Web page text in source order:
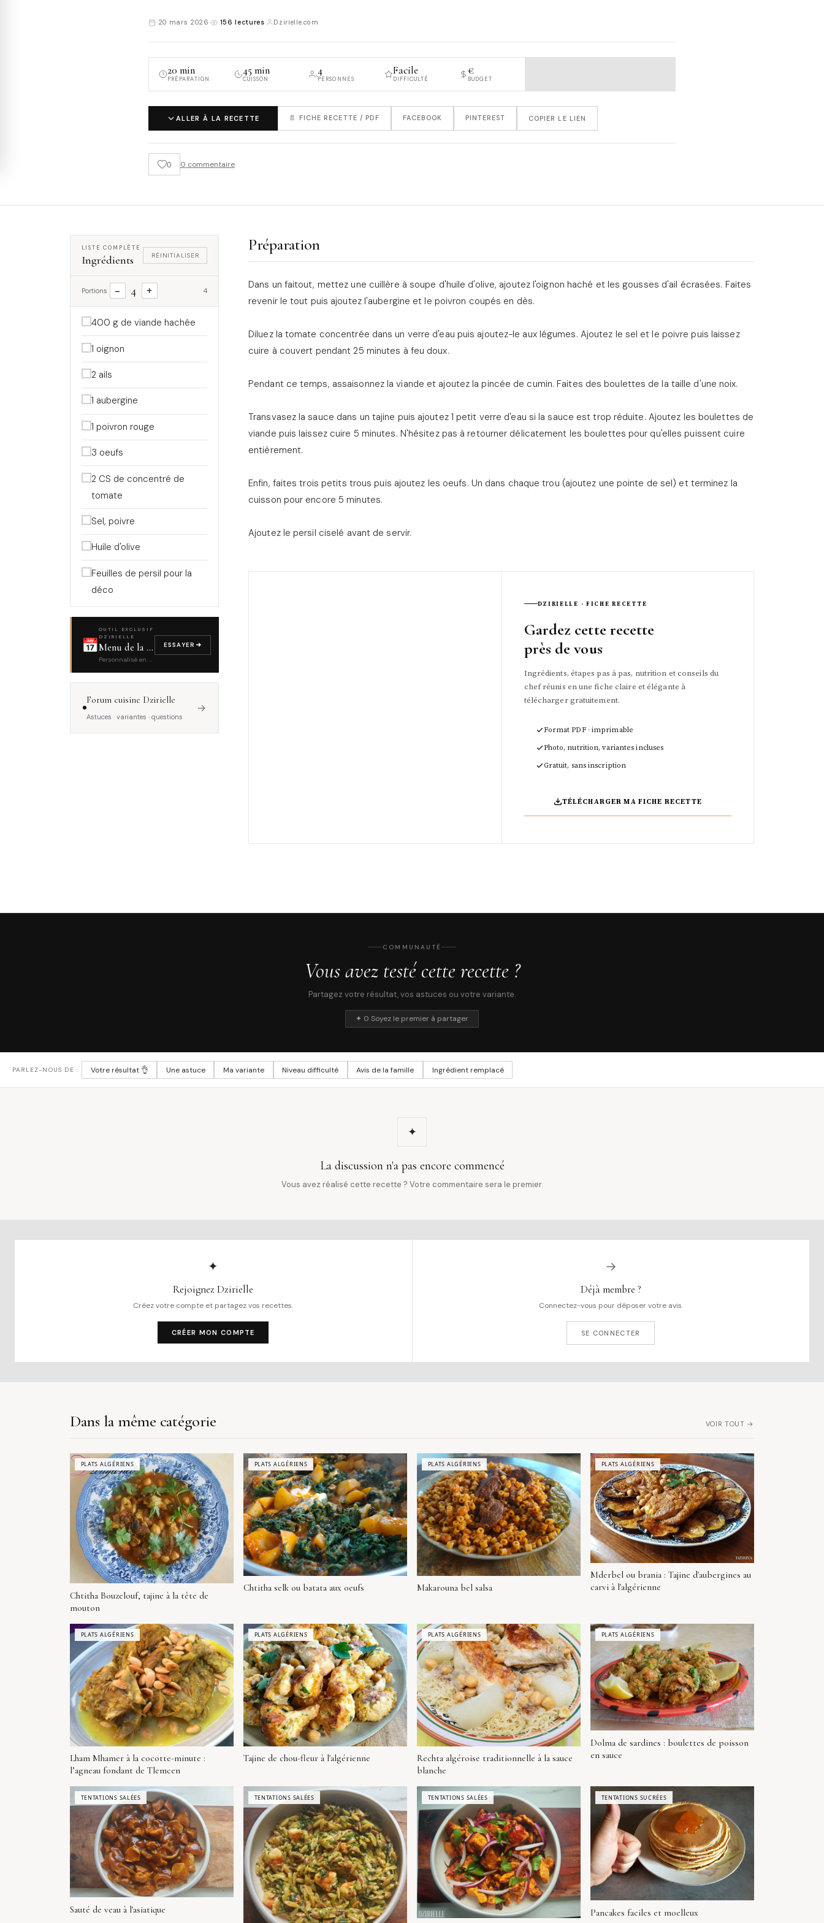
20 mars 2026 · 156 lectures Dzirielle.com
20 min
PRÉPARATION
45 min
CUISSON
4
PERSONNES
Facile
DIFFICULTÉ
€
BUDGET
ALLER À LA RECETTE 📄 FICHE RECETTE / PDF FACEBOOK PINTEREST COPIER LE LIEN
0 0 commentaire
LISTE COMPLÈTE
Ingrédients RÉINITIALISER
Portions − 4 + 4
400 g de viande hachée
1 oignon
2 ails
1 aubergine
1 poivron rouge
3 oeufs
2 CS de concentré de
tomate
Sel, poivre
Huile d'olive
Feuilles de persil pour la
déco
📅
OUTIL EXCLUSIF
DZIRIELLE
Menu de la semaine
Personnalisé en 4 questions
ESSAYER
Forum cuisine Dzirielle
Astuces · variantes · questions
→
Préparation
Dans un faitout, mettez une cuillère à soupe d'huile d'olive, ajoutez l'oignon haché et les gousses d'ail écrasées. Faites
revenir le tout puis ajoutez l'aubergine et le poivron coupés en dès.
Diluez la tomate concentrée dans un verre d'eau puis ajoutez-le aux légumes. Ajoutez le sel et le poivre puis laissez
cuire à couvert pendant 25 minutes à feu doux.
Pendant ce temps, assaisonnez la viande et ajoutez la pincée de cumin. Faites des boulettes de la taille d'une noix.
Transvasez la sauce dans un tajine puis ajoutez 1 petit verre d'eau si la sauce est trop réduite. Ajoutez les boulettes de
viande puis laissez cuire 5 minutes. N'hésitez pas à retourner délicatement les boulettes pour qu'elles puissent cuire
entièrement.
Enfin, faites trois petits trous puis ajoutez les oeufs. Un dans chaque trou (ajoutez une pointe de sel) et terminez la
cuisson pour encore 5 minutes.
Ajoutez le persil ciselé avant de servir.
DZIRIELLE · FICHE RECETTE
Gardez cette recette
près de vous
Ingrédients, étapes pas à pas, nutrition et conseils du
chef réunis en une fiche claire et élégante à
télécharger gratuitement.
Format PDF · imprimable
Photo, nutrition, variantes incluses
Gratuit, sans inscription
TÉLÉCHARGER MA FICHE RECETTE
COMMUNAUTÉ
Vous avez testé cette recette ?
Partagez votre résultat, vos astuces ou votre variante.
✦ 0 Soyez le premier à partager
PARLEZ-NOUS DE : Votre résultat 👌 Une astuce Ma variante Niveau difficulté Avis de la famille Ingrédient remplacé
✦
La discussion n'a pas encore commencé
Vous avez réalisé cette recette ? Votre commentaire sera le premier.
✦
Rejoignez Dzirielle
Créez votre compte et partagez vos recettes.
CRÉER MON COMPTE
→
Déjà membre ?
Connectez-vous pour déposer votre avis.
SE CONNECTER
Dans la même catégorie VOIR TOUT →
PLATS ALGÉRIENS
Chtitha Bouzelouf, tajine à la tête de
mouton
PLATS ALGÉRIENS
Chtitha selk ou batata aux oeufs
PLATS ALGÉRIENS
Makarouna bel salsa
PLATS ALGÉRIENS
Mderbel ou brania : Tajine d'aubergines au
carvi à l'algérienne
PLATS ALGÉRIENS
Lham Mhamer à la cocotte-minute :
l’agneau fondant de Tlemcen
PLATS ALGÉRIENS
Tajine de chou-fleur à l'algérienne
PLATS ALGÉRIENS
Rechta algéroise traditionnelle à la sauce
blanche
PLATS ALGÉRIENS
Dolma de sardines : boulettes de poisson
en sauce
TENTATIONS SALÉES
Sauté de veau à l'asiatique
TENTATIONS SALÉES TENTATIONS SALÉES TENTATIONS SUCRÉES
Pancakes faciles et moelleux